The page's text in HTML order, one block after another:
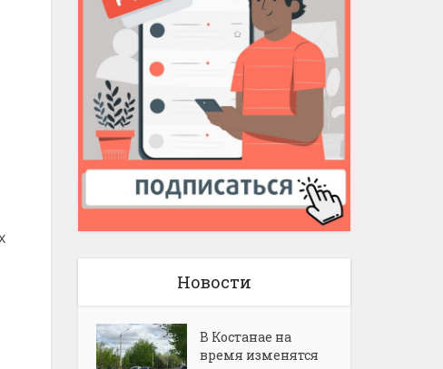
Новости
В Костанае на
время изменятся